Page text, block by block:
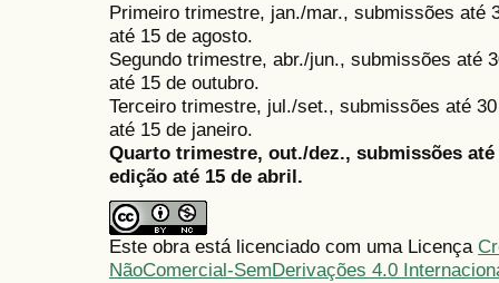
Primeiro trimestre, jan./mar., submissões até
até 15 de agosto.
Segundo trimestre, abr./jun., submissões até
até 15 de outubro.
Terceiro trimestre, jul./set., submissões até
até 15 de janeiro.
Quarto trimestre, out./dez., submissões
edição até 15 de abril.
Este obra está licenciado com uma Licença
NãoComercial-SemDerivações 4.0